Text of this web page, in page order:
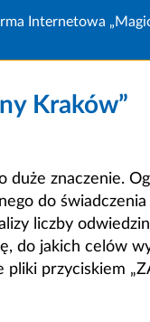
Internetowa
Kraków”
znaczenie.
do świadczenia
liczby
do jakich celów
przyciskiem